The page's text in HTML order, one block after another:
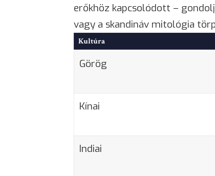
erőkhöz kapcsolódott –
vagy a skandináv mitológia
Kultúra
Görög
Kínai
Indiai